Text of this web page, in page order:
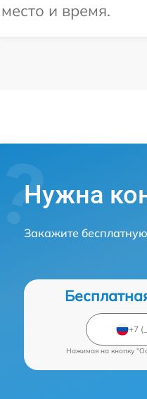
место и время.
Нужна
Закажите
Нажимая на кнопку